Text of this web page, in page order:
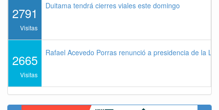
2791
Visitas
Duitama tendrá cierres viales este domingo
2665
Visitas
Rafael Acevedo Porras renunció a presidencia de la